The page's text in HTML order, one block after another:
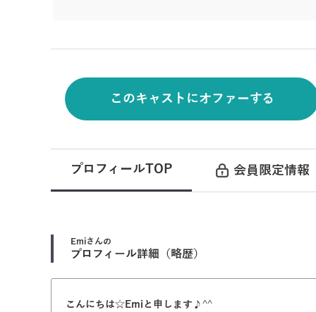
このキャストにオファーする
プロフィールTOP 会員限定情報
Emiさんの
プロフィール詳細（略歴）
こんにちは☆Emiと申します♪^^